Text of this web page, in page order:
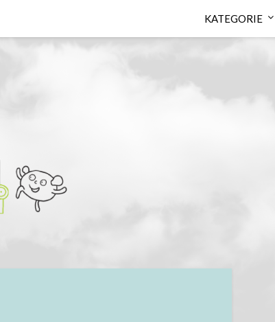
KATEGORIE